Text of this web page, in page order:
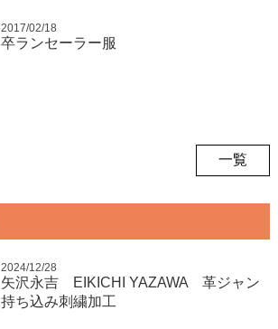
2017/02/18
卒ランセーラー服
一覧
2024/12/28
矢沢永吉 EIKICHI YAZAWA 革ジャン
持ち込み刺繍加工